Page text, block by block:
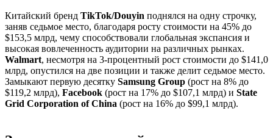
Китайский бренд TikTok/Douyin поднялся на одну строчку,
заняв седьмое место, благодаря росту стоимости на 45% до
$153,5 млрд, чему способствовали глобальная экспансия и
высокая вовлеченность аудитории на различных рынках.
Walmart, несмотря на 3-процентный рост стоимости до $141,0
млрд, опустился на две позиции и также делит седьмое место.
Замыкают первую десятку Samsung Group (рост на 8% до
$119,2 млрд), Facebook (рост на 17% до $107,1 млрд) и State
Grid Corporation of China (рост на 16% до $99,1 млрд).